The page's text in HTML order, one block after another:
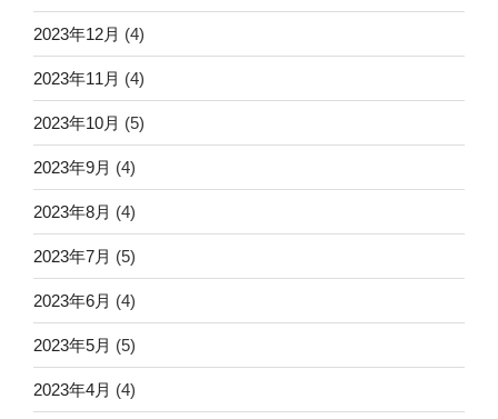
2023年12月 (4)
2023年11月 (4)
2023年10月 (5)
2023年9月 (4)
2023年8月 (4)
2023年7月 (5)
2023年6月 (4)
2023年5月 (5)
2023年4月 (4)